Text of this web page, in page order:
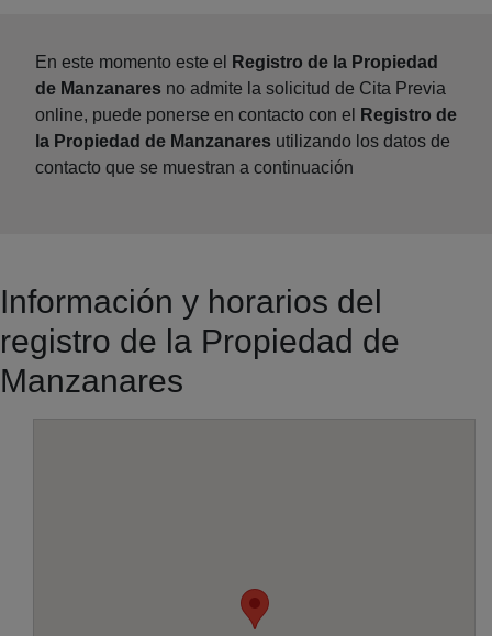
En este momento este el
Registro de la Propiedad
de Manzanares no admite la solicitud de Cita Previa
online, puede ponerse en contacto con el
Registro de
la Propiedad de Manzanares utilizando los datos de
contacto que se muestran a continuación
Información y horarios del
registro de la Propiedad de
Manzanares